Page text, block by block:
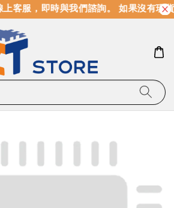
客服，即時與我們諮詢。 如果沒有現